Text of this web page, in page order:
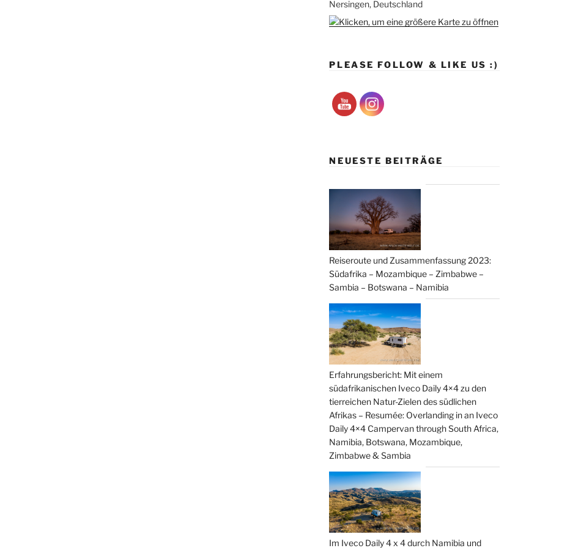
Nersingen, Deutschland
PLEASE FOLLOW & LIKE US :)
NEUESTE BEITRÄGE
Reiseroute und Zusammenfassung 2023:
Südafrika – Mozambique – Zimbabwe –
Sambia – Botswana – Namibia
Erfahrungsbericht: Mit einem
südafrikanischen Iveco Daily 4×4 zu den
tierreichen Natur-Zielen des südlichen
Afrikas – Resumée: Overlanding in an Iveco
Daily 4×4 Campervan through South Africa,
Namibia, Botswana, Mozambique,
Zimbabwe & Sambia
Im Iveco Daily 4 x 4 durch Namibia und